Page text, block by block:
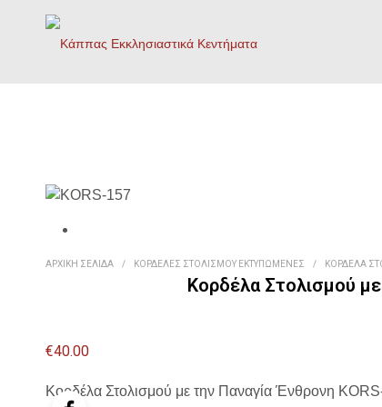
ΑΡΧΙΚΉ ΣΕΛΊΔΑ / ΚΟΡΔΈΛΕΣ ΣΤΟΛΙΣΜΟΎ ΕΚΤΥΠΩΜΈΝΕΣ / ΚΟΡΔΈΛΑ
Κορδέλα Στολισμού
€40.00
Κορδέλα Στολισμού με την Παναγία Ένθρονη